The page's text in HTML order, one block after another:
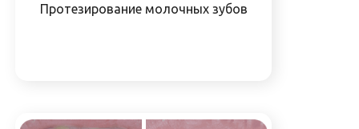
Протезирование молочных зубов